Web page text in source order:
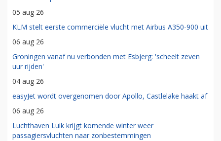
05 aug 26
KLM stelt eerste commerciële vlucht met Airbus A350-900 uit
06 aug 26
Groningen vanaf nu verbonden met Esbjerg: 'scheelt zeven
uur rijden'
04 aug 26
easyJet wordt overgenomen door Apollo, Castlelake haakt af
06 aug 26
Luchthaven Luik krijgt komende winter weer
passagiersvluchten naar zonbestemmingen